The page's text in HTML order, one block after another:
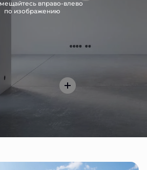
вправо-влево
по изображению